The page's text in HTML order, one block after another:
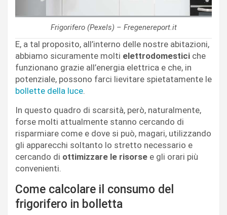
Frigorifero (Pexels) – Fregenereport.it
E, a tal proposito, all’interno delle nostre abitazioni,
abbiamo sicuramente molti elettrodomestici che
funzionano grazie all’energia elettrica e che, in
potenziale, possono farci lievitare spietatamente le
bollette della luce.
In questo quadro di scarsità, però, naturalmente,
forse molti attualmente stanno cercando di
risparmiare come e dove si può, magari, utilizzando
gli apparecchi soltanto lo stretto necessario e
cercando di ottimizzare le risorse e gli orari più
convenienti.
Come calcolare il consumo del
frigorifero in bolletta